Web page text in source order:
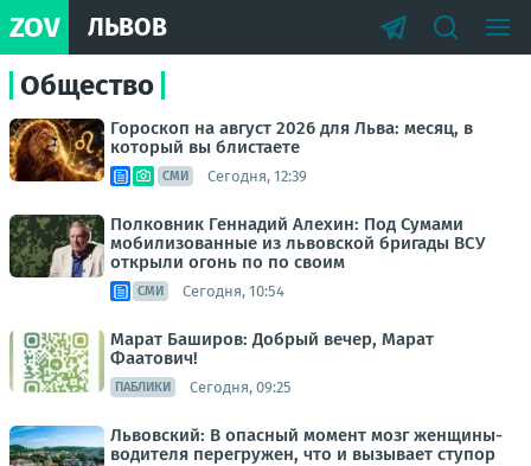
ZOV ЛЬВОВ
Общество
Гороскоп на август 2026 для Льва: месяц, в
который вы блистаете
СМИ Сегодня, 12:39
Полковник Геннадий Алехин: Под Сумами
мобилизованные из львовской бригады ВСУ
открыли огонь по по своим
СМИ Сегодня, 10:54
Марат Баширов: Добрый вечер, Марат
Фаатович!
ПАБЛИКИ Сегодня, 09:25
Львовский: В опасный момент мозг женщины-
водителя перегружен, что и вызывает ступор